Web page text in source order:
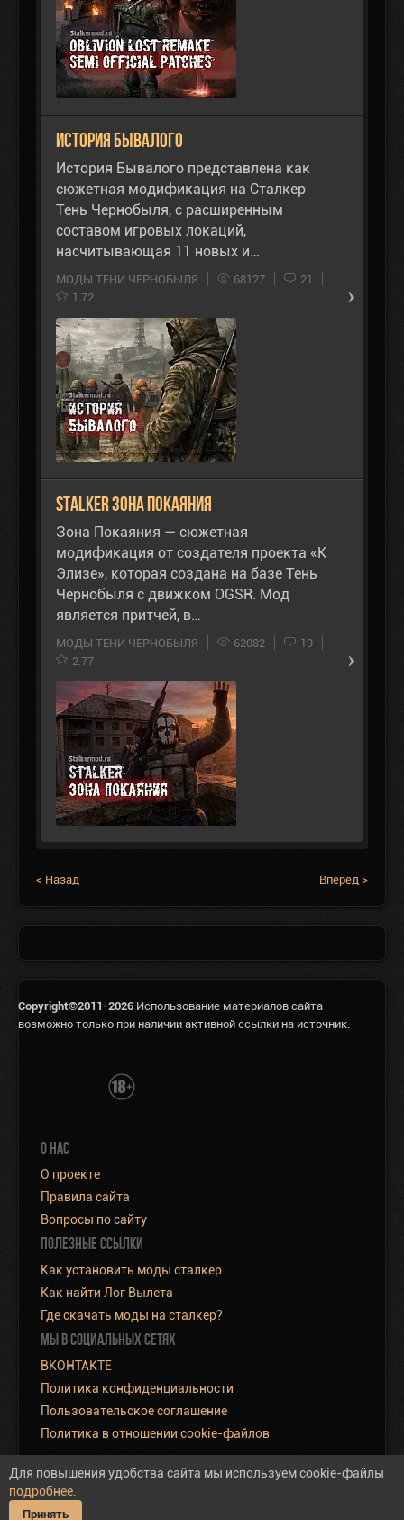
История Бывалого
История Бывалого представлена как
сюжетная модификация на Сталкер
Тень Чернобыля, с расширенным
составом игровых локаций,
насчитывающая 11 новых и…
МОДЫ ТЕНИ ЧЕРНОБЫЛЯ 68127
21
1.72
STALKER Зона Покаяния
Зона Покаяния — сюжетная
модификация от создателя проекта «К
Элизе», которая создана на базе Тень
Чернобыля с движком OGSR. Мод
является притчей, в…
МОДЫ ТЕНИ ЧЕРНОБЫЛЯ 62082
19
2.77
< Назад Вперед >
Copyright©2011-2026 Использование материалов сайта
возможно только при наличии активной ссылки на источник.
О НАС
О проекте
Правила сайта
Вопросы по сайту
ПОЛЕЗНЫЕ ССЫЛКИ
Как установить моды сталкер
Как найти Лог Вылета
Где скачать моды на сталкер?
МЫ В СОЦИАЛЬНЫХ СЕТЯХ
ВКОНТАКТЕ
Политика конфиденциальности
Пользовательское соглашение
Политика в отношении cookie-файлов
Для повышения удобства сайта мы используем cookie-файлы
подробнее.
Принять